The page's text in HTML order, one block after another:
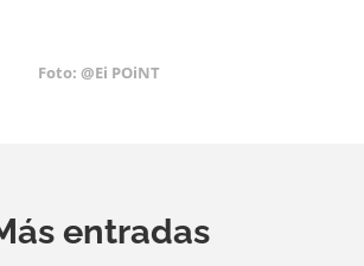
Foto: @Ei POiNT
entradas